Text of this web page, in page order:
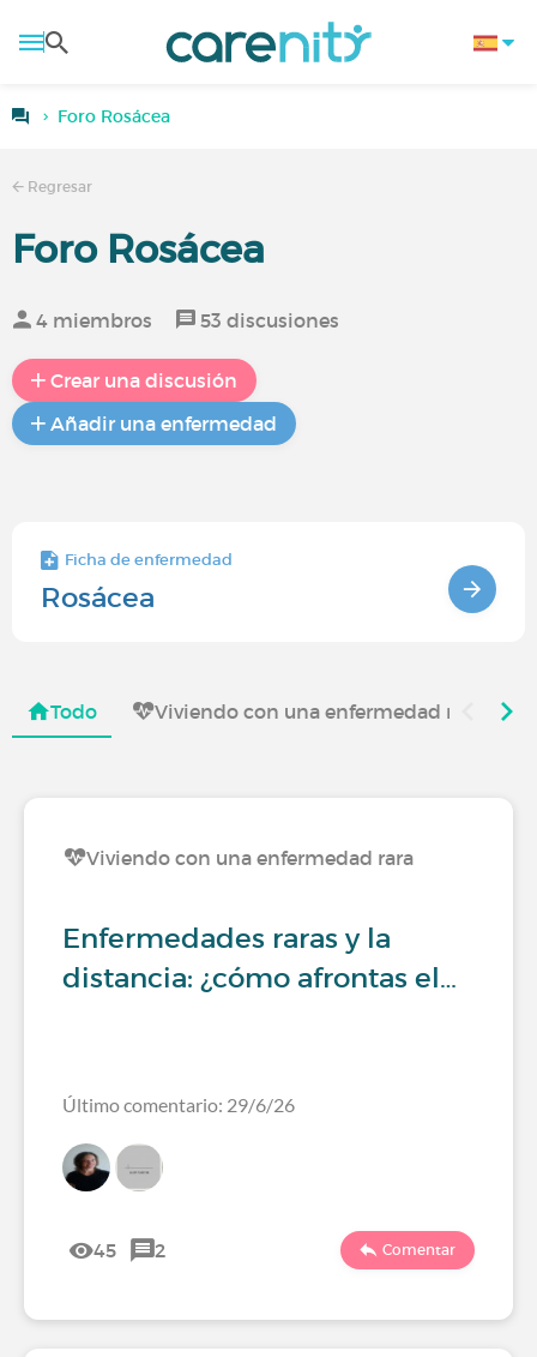
Foro Rosácea
Regresar
Foro Rosácea
4 miembros 53 discusiones
Crear una discusión
Añadir una enfermedad
Ficha de enfermedad
Rosácea
Todo Viviendo con una enfermedad rara
Viviendo con una enfermedad rara
Enfermedades raras y la
distancia: ¿cómo afrontas el…
Último comentario: 29/6/26
45 2 Comentar